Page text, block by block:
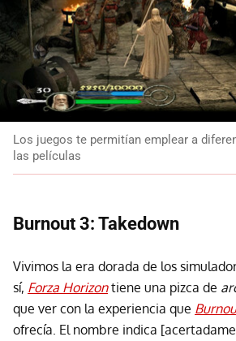
Los juegos te permitían emplear a
las películas
Burnout 3: Takedown
Vivimos la era dorada de los
sí, Forza Horizontiene una pizca de
que ver con la experiencia que
ofrecía. El nombre indica